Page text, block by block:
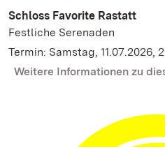
Schloss Favorite Rastatt
Festliche Serenaden
Termin: Samstag, 11.07.2026,
Weitere Informationen zu